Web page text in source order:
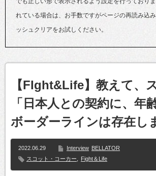
れている場合は、お手数ですがページの再読み込
ッシュクリアをお試しください。
【FIght&Life】教えて、
「日本人との契約に、年
ボーダーラインは存在し
2022.06.29 Interview BELLATOR
スコット・コーカー
Fight＆Life